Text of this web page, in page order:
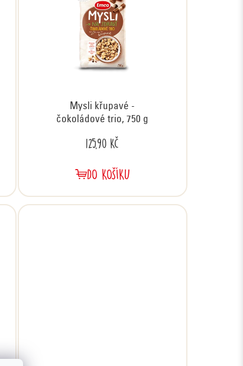
Mysli křupavé -
čokoládové trio, 750 g
125,90 Kč
DO KOŠÍKU